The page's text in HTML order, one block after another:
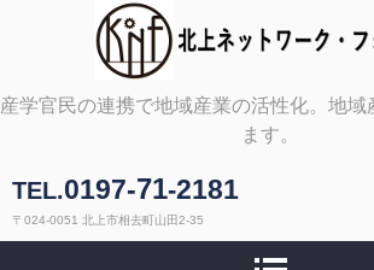
北上ネットワーク
ーラム
産学官民の連携で地域産業の活性化。地域
ます。
TEL.0197-71-2181
〒024-0051 北上市相去町山田2-35